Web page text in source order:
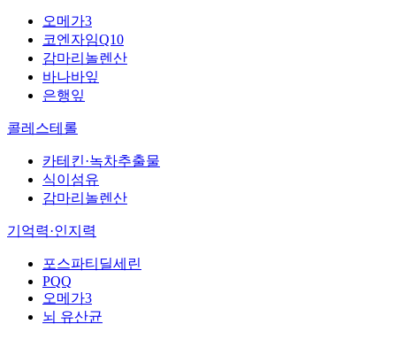
오메가3
코엔자임Q10
감마리놀렌산
바나바잎
은행잎
콜레스테롤
카테킨·녹차추출물
식이섬유
감마리놀렌산
기억력·인지력
포스파티딜세린
PQQ
오메가3
뇌 유산균